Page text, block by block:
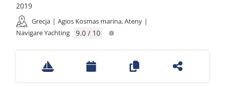
2019
Grecja | Agios Kosmas marina, Ateny |
Navigare Yachting
9.0 / 10